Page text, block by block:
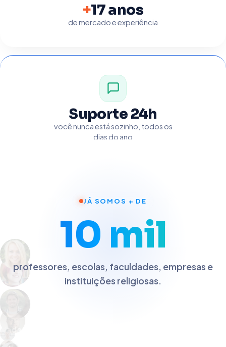
+17 anos
de mercado e experiência
Suporte 24h
você nunca está sozinho, todos os
dias do ano
JÁ SOMOS + DE
10 mil
professores, escolas, faculdades, empresas e
instituições religiosas.